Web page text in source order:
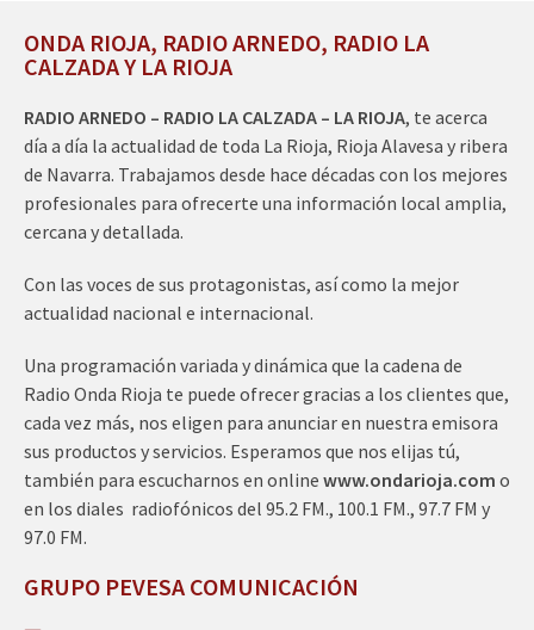
ONDA RIOJA, RADIO ARNEDO, RADIO LA
CALZADA Y LA RIOJA
RADIO ARNEDO – RADIO LA CALZADA – LA RIOJA, te acerca
día a día la actualidad de toda La Rioja, Rioja Alavesa y ribera
de Navarra. Trabajamos desde hace décadas con los mejores
profesionales para ofrecerte una información local amplia,
cercana y detallada.
Con las voces de sus protagonistas, así como la mejor
actualidad nacional e internacional.
Una programación variada y dinámica que la cadena de
Radio Onda Rioja te puede ofrecer gracias a los clientes que,
cada vez más, nos eligen para anunciar en nuestra emisora
sus productos y servicios. Esperamos que nos elijas tú,
también para escucharnos en online www.ondarioja.com o
en los diales radiofónicos del 95.2 FM., 100.1 FM., 97.7 FM y
97.0 FM.
GRUPO PEVESA COMUNICACIÓN